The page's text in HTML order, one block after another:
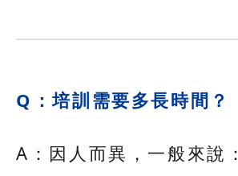
Q：培訓需要多長時間？
A：因人而異，一般來說：